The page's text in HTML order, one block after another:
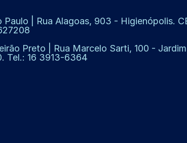
Paulo | Rua Alagoas, 903 - Higienópolis.
Preto | Rua Marcelo Sarti, 100 -
Tel.: 16 3913-6364